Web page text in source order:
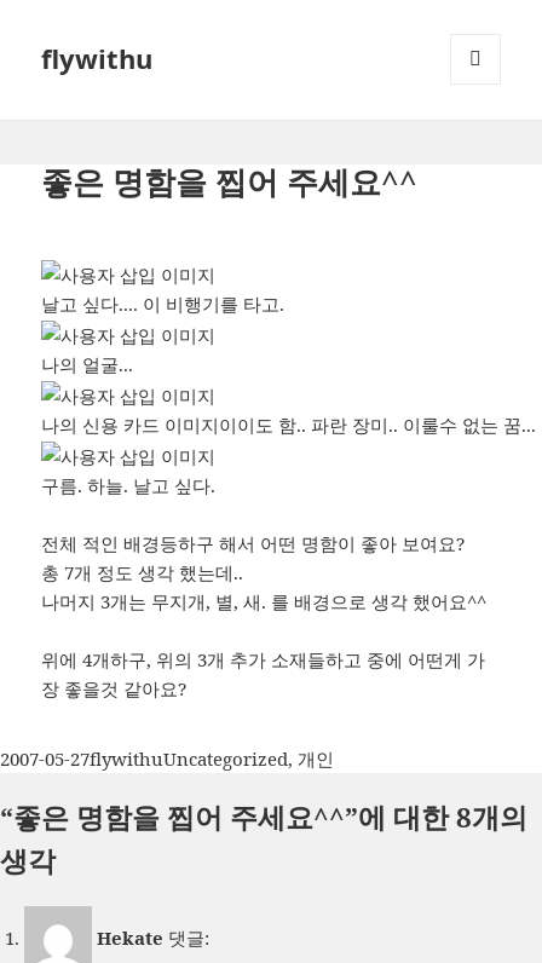
flywithu
좋은 명함을 찝어 주세요^^
날고 싶다.... 이 비행기를 타고.
나의 얼굴...
나의 신용 카드 이미지이이도 함.. 파란 장미.. 이룰수 없는 꿈...
구름. 하늘. 날고 싶다.
전체 적인 배경등하구 해서 어떤 명함이 좋아 보여요?
총 7개 정도 생각 했는데..
나머지 3개는 무지개, 별, 새. 를 배경으로 생각 했어요^^
위에 4개하구, 위의 3개 추가 소재들하고 중에 어떤게 가
장 좋을것 같아요?
작
일
자
2007-05-27글
이
flywithu카
고
Uncategorized, 개인
“좋은 명함을 찝어 주세요^^”에 대한 8개의
생각
Hekate 댓글: